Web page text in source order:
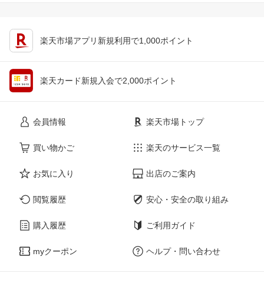
楽天市場アプリ新規利用で1,000ポイント
楽天カード新規入会で2,000ポイント
会員情報
買い物かご
お気に入り
閲覧履歴
購入履歴
myクーポン
楽天市場トップ
楽天のサービス一覧
出店のご案内
安心・安全の取り組み
ご利用ガイド
ヘルプ・問い合わせ